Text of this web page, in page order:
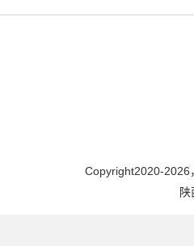
Copyright2020-2026